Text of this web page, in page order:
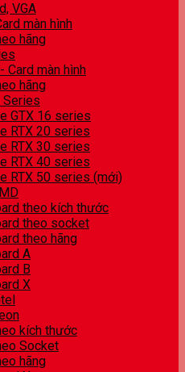
VGA
màn hình
hãng
Card màn hình
hãng
Series
GTX 16 series
RTX 20 series
RTX 30 series
RTX 40 series
RTX 50 series (mới)
theo kích thước
theo socket
theo hãng
A
B
X
kích thước
Socket
hãng